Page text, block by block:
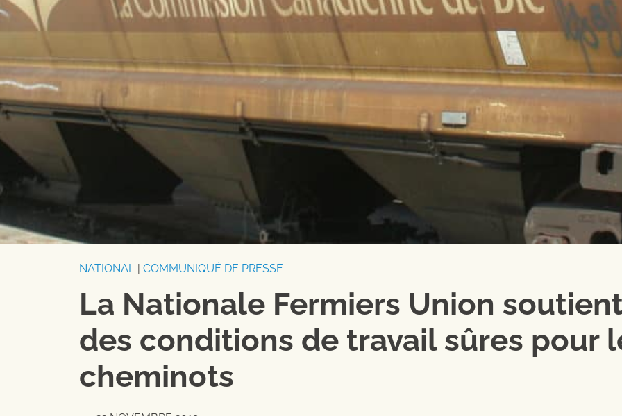
NATIONAL| COMMUNIQUÉ DE PRESSE
La Nationale Fermiers Union
des conditions de travail sûres pour
cheminots